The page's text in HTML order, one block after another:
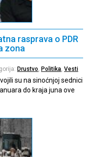
rasprava o PDR
zona
Drustvo, Politika, Vesti
su na sinoćnjoj sednici
do kraja juna ove